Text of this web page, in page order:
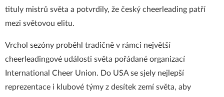
tituly mistrů světa a potvrdily, že český cheerleading patří
mezi světovou elitu.
Vrchol sezóny proběhl tradičně v rámci největší
cheerleadingové události světa pořádané organizací
International Cheer Union. Do USA se sjely nejlepší
reprezentace i klubové týmy z desítek zemí světa, aby